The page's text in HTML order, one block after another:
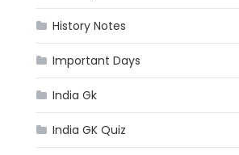
History Notes
Important Days
India Gk
India GK Quiz